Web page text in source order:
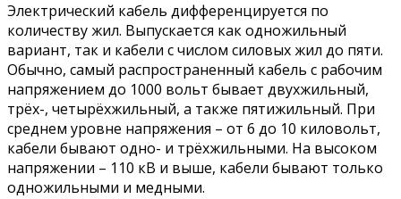
Электрический кабель дифференцируется по
количеству жил. Выпускается как одножильный
вариант, так и кабели с числом силовых жил до пяти.
Обычно, самый распространенный кабель с рабочим
напряжением до 1000 вольт бывает двухжильный,
трёх-, четырёхжильный, а также пятижильный. При
среднем уровне напряжения – от 6 до 10 киловольт,
кабели бывают одно- и трёхжильными. На высоком
напряжении – 110 кВ и выше, кабели бывают только
одножильными и медными.